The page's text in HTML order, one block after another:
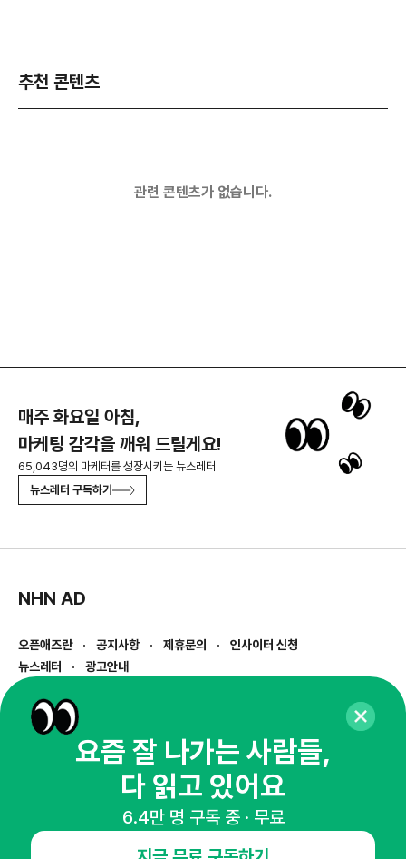
추천 콘텐츠
관련 콘텐츠가 없습니다.
매주 화요일 아침,
마케팅 감각을 깨워 드릴게요!
65,043명의 마케터를 성장시키는 뉴스레터
뉴스레터 구독하기
NHN AD
오픈애즈란 공지사항 제휴문의
인사이터 신청
뉴스레터
광고안내
경기도 성남시 분당구 대왕판교로645번길 16
사업자등록번호 : 144-81-27690(
통신판매업신고번호 : 2014-경기성남-1023
호스팅서비스사업자 : 오픈애즈
1800-2198
openads@openads.co.kr
요즘 잘 나가는 사람들,
다 읽고 있어요
6.4만 명 구독 중 · 무료